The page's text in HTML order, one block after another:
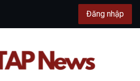
Đăng nhập